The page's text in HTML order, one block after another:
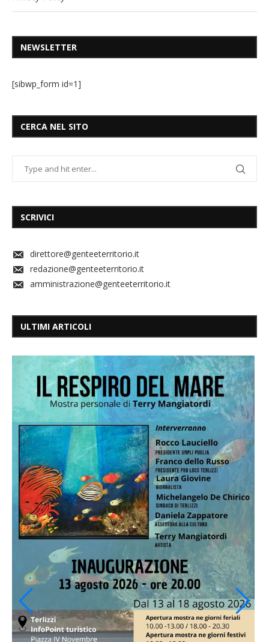
NEWSLETTER
[sibwp_form id=1]
CERCA NEL SITO
SCRIVICI
direttore@genteeterritorio.it
redazione@genteeterritorio.it
amministrazione@genteeterritorio.it
ULTIMI ARTICOLI